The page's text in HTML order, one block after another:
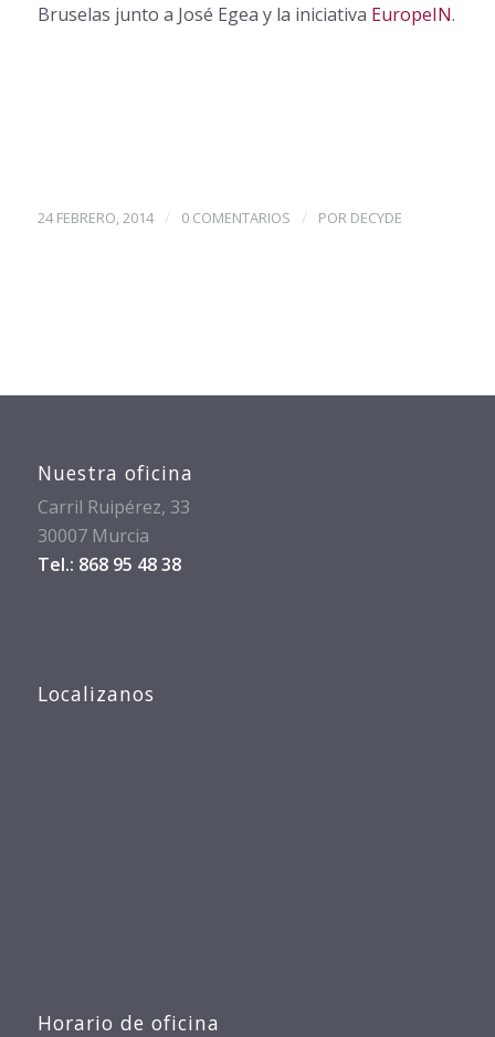
Bruselas junto a José Egea y la iniciativa EuropeIN.
24 FEBRERO, 2014 / 0 COMENTARIOS / POR DECYDE
Nuestra oficina
Carril Ruipérez, 33
30007 Murcia
Tel.: 868 95 48 38
Localizanos
Horario de oficina